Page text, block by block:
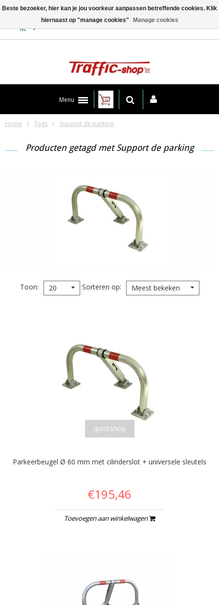
NL
Menu
Home Tags Support de parking
Producten getagd met Support de parking
Toon 20 Sorteren op Meest bekeken
quickshop
Parkeerbeugel Ø 60 mm met cilinderslot + universele sleutels
€195,46
Toevoegen aan winkelwagen
Beste bezoeker, hier kan je jou voorkeur aanpassen betreffende cookies. Klik
hiernaast op "manage cookies"
Manage cookies